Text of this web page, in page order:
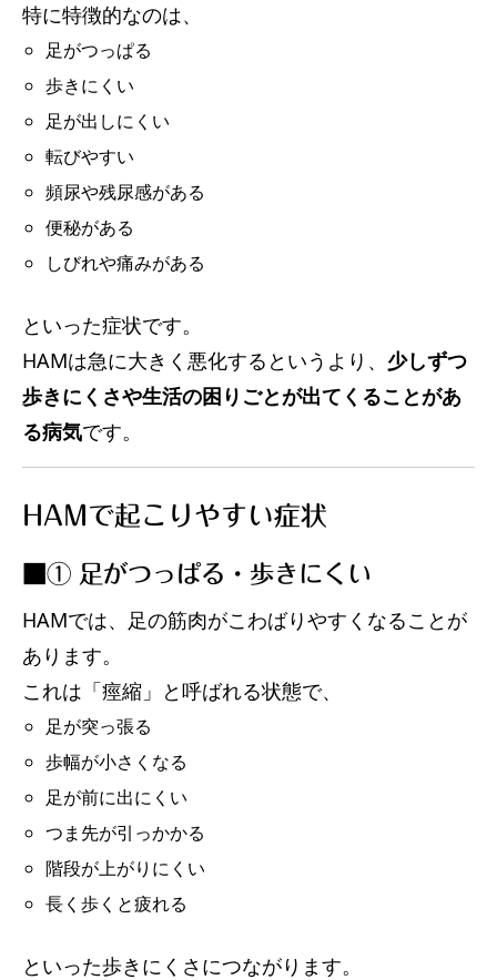
特に特徴的なのは、
足がつっぱる
歩きにくい
足が出しにくい
転びやすい
頻尿や残尿感がある
便秘がある
しびれや痛みがある
といった症状です。
HAMは急に大きく悪化するというより、 少しずつ
歩きにくさや生活の困りごとが出てくることがあ
る病気です。
HAMで起こりやすい症状
■① 足がつっぱる・歩きにくい
HAMでは、足の筋肉がこわばりやすくなることが
あります。
これは「痙縮」と呼ばれる状態で、
足が突っ張る
歩幅が小さくなる
足が前に出にくい
つま先が引っかかる
階段が上がりにくい
長く歩くと疲れる
といった歩きにくさにつながります。